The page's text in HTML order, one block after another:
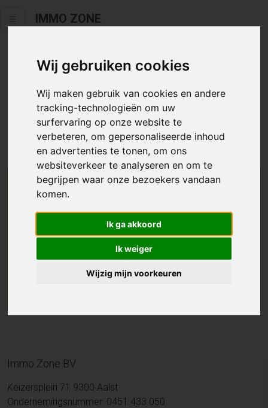
Wij gebruiken cookies
Wij maken gebruik van cookies en andere
tracking-technologieën om uw
surfervaring op onze website te
verbeteren, om gepersonaliseerde inhoud
en advertenties te tonen, om ons
websiteverkeer te analyseren en om te
begrijpen waar onze bezoekers vandaan
komen.
Ik ga akkoord
Ik weiger
Wijzig mijn voorkeuren
IMMO ZONE
Helaas staat dit zoekertje niet
meer online.
Neem zeker een kijkje in ons aanbod te koop
We helpen u graag zoeken
Maak hier een zoekprofiel aan en we houden u op
de hoogte van passend aanbod.
Immo Zone BV
Keizersplein 71 9300 Aalst
Ondernemingsnummer: 0451.433.050